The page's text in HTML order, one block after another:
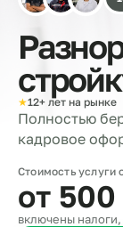
★12+ лет на рынке
Полностью
кадровое
Стоимость услуги
от 500
включены